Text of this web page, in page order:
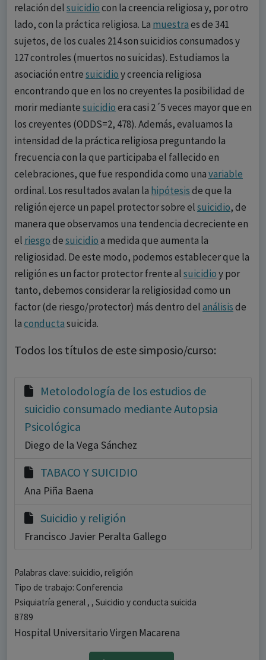
relación delsuicidiocon la creencia religiosa y, por otro
lado, con la práctica religiosa. La muestraes de 341
sujetos, de los cuales 214 son suicidios consumados y
127 controles (muertos no suicidas). Estudiamos la
asociación entresuicidioy creencia religiosa
encontrando que en los no creyentes la posibilidad de
morir mediantesuicidioera casi 2´5 veces mayor que en
los creyentes (ODDS=2, 478). Además, evaluamos la
intensidad de la práctica religiosa preguntando la
frecuencia con la que participaba el fallecido en
celebraciones, que fue respondida como unavariable
ordinal. Los resultados avalan la hipótesisde que la
religión ejerce un papel protector sobre elsuicidio, de
manera que observamos una tendencia decreciente en
el riesgodesuicidioa medida que aumenta la
religiosidad. De este modo, podemos establecer que la
religión es un factor protector frente alsuicidioy por
tanto, debemos considerar la religiosidad como un
factor (de riesgo/protector) más dentro delanálisisde
laconductasuicida.
Todos los títulos de este simposio/curso:
Metolodología de los estudios de
suicidio consumado mediante Autopsia
Psicológica
Diego de la Vega Sánchez
TABACO Y SUICIDIO
Ana Piña Baena
Suicidio y religión
Francisco Javier Peralta Gallego
Palabras clave: suicidio, religión
Tipo de trabajo: Conferencia
Psiquiatría general , , Suicidio y conducta suicida
8789
Hospital Universitario Virgen Macarena